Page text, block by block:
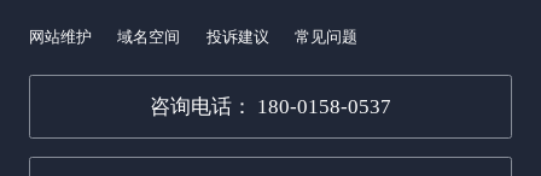
网站维护 域名空间 投诉建议 常见问题
咨询电话： 180-0158-0537